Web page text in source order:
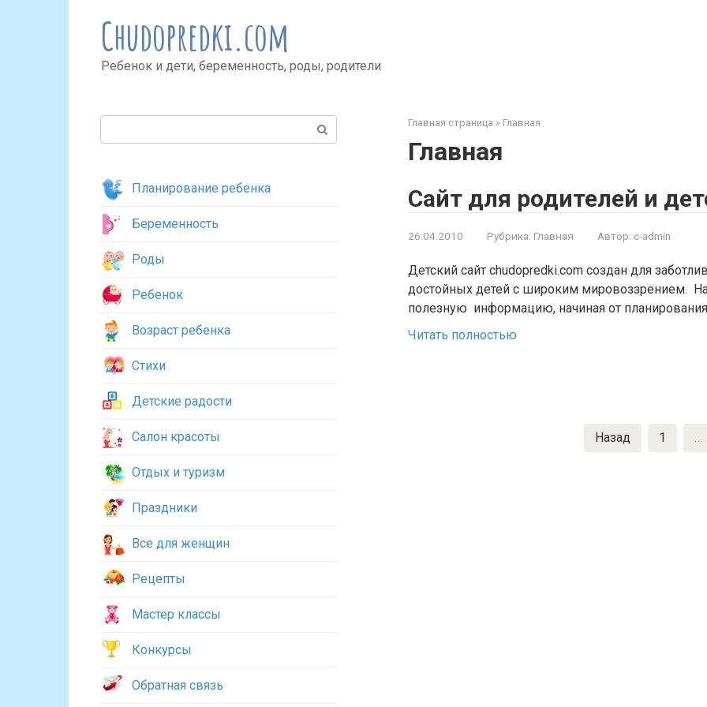
Chudopredki.com
Ребенок и дети, беременность, роды, родители
Главная страница » Главная
Главная
Сайт для родителей и
26.04.2010 Рубрика: Главная Автор: c-admin
Детский сайт chudopredki.com создан для
достойных детей с широким мировоззрением.
полезную информацию, начиная от
Читать полностью
Назад 1 …
Планирование ребенка
Беременность
Роды
Ребенок
Возраст ребенка
Стихи
Детские радости
Салон красоты
Отдых и туризм
Праздники
Все для женщин
Рецепты
Мастер классы
Конкурсы
Обратная связь